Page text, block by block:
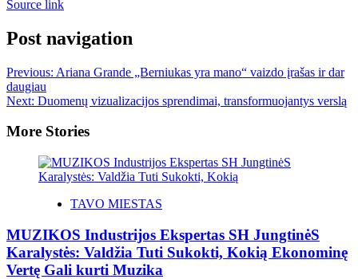
Source link
Post navigation
Previous: Ariana Grande „Berniukas yra mano“ vaizdo įrašas ir dar
daugiau
Next: Duomenų vizualizacijos sprendimai, transformuojantys verslą
More Stories
TAVO MIESTAS
MUZIKOS Industrijos Ekspertas SH JungtinėS
Karalystės: Valdžia Tuti Sukokti, Kokią Ekonominę
Vertę Gali kurti Muzika